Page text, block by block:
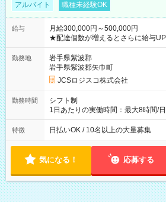
アルバイト 職種未経験OK
給与
月給300,000円～500,000円
★配達個数が増えるとさらに給与
ど！ ・主要都市エリア 月収55万円／週5日稼働 月収65万~112
万円／週6日稼働 ・地方郊外エリア 月収40万円／週5日稼働 月
収40万円~50万円／週6日稼働 ＜モデルイメージ＞ ■月収50万
円 (27歳男性/江東区在住)※元建築関
(日休み) ■月収80万円(43歳男性/墨田区在住)※元営業 1日200個
勤務地
岩手県紫波郡
岩手県紫波郡矢巾町
JCSロジスコ株式会社
勤務時間
シフト制
1日あたりの実働時間：最大8時間/
働8時間） ※週5日勤務（場所次第
によって時間外での勤務可能性有
特徴 日払いOK / 10名以上の大量募集
気になる！ 応募する